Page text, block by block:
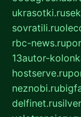
ukrasotki.ru
sovratili.ru
rbc-news.ru
13autor-
hostserve.ru
neznobi.ru
delfinet.ru